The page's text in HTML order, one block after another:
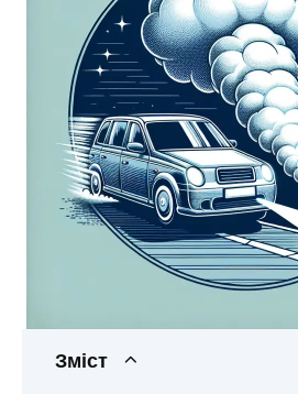
Зміст